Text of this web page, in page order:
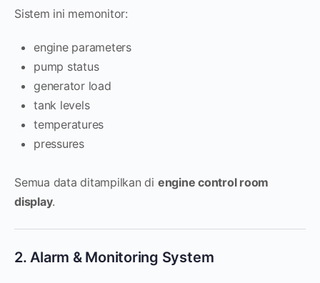
Sistem ini memonitor:
engine parameters
pump status
generator load
tank levels
temperatures
pressures
Semua data ditampilkan di engine control room
display.
2. Alarm & Monitoring System